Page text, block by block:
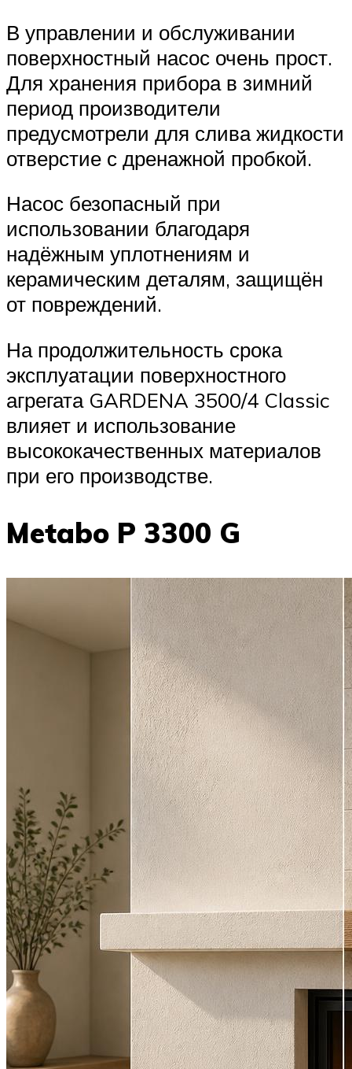
В управлении и обслуживании
поверхностный насос очень прост.
Для хранения прибора в зимний
период производители
предусмотрели для слива жидкости
отверстие с дренажной пробкой.
Насос безопасный при
использовании благодаря
надёжным уплотнениям и
керамическим деталям, защищён
от повреждений.
На продолжительность срока
эксплуатации поверхностного
агрегата GARDENA 3500/4 Classic
влияет и использование
высококачественных материалов
при его производстве.
Metabo P 3300 G